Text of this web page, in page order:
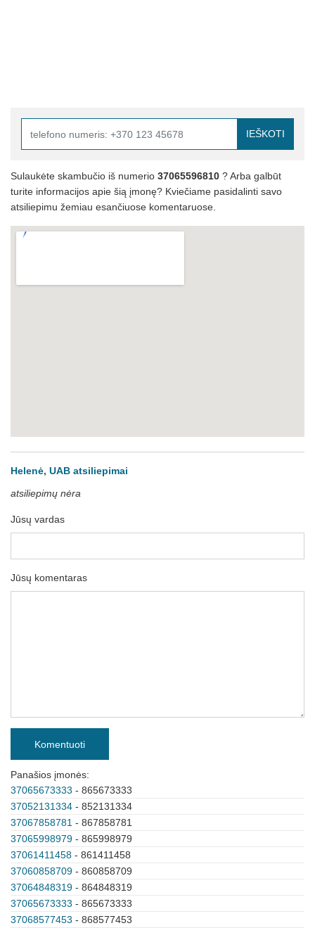
IEŠKOTI
Sulaukėte skambučio iš numerio 37065596810 ? Arba galbūt
turite informacijos apie šią įmonę? Kviečiame pasidalinti savo
atsiliepimu žemiau esančiuose komentaruose.
Helenė, UAB atsiliepimai
atsiliepimų nėra
Jūsų vardas
Jūsų komentaras
Komentuoti
Panašios įmonės:
37065673333 - 865673333
37052131334 - 852131334
37067858781 - 867858781
37065998979 - 865998979
37061411458 - 861411458
37060858709 - 860858709
37064848319 - 864848319
37065673333 - 865673333
37068577453 - 868577453